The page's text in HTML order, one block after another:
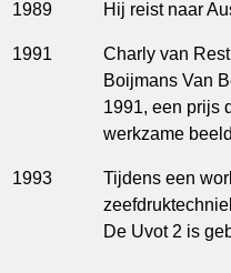
1989 Hij reist naar
1991
Charly van
Boijmans Van
1991, een prijs
werkzame
1993
Tijdens een
De Uvot 2 is